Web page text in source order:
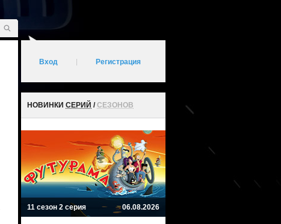
Вход Регистрация
НОВИНКИ СЕРИЙ /СЕЗОНОВ
11 сезон 2 серия 06.08.2026